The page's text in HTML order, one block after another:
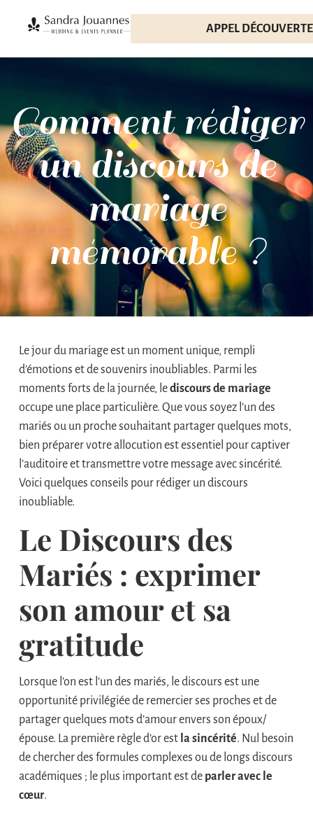
APPEL DÉCOUVERTE
Comment rédiger
un discours de
mariage
mémorable ?
Le jour du mariage est un moment unique, rempli
d’émotions et de souvenirs inoubliables. Parmi les
moments forts de la journée, lediscours de mariage
occupe une place particulière. Que vous soyez l’un des
mariés ou un proche souhaitant partager quelques mots,
bien préparer votre allocution est essentiel pour captiver
l’auditoire et transmettre votre message avec sincérité.
Voici quelques conseils pour rédiger un discours
inoubliable.
Le Discours des
Mariés : exprimer
son amour et sa
gratitude
Lorsque l’on est l’un des mariés, le discours est une
opportunité privilégiée de remercier ses proches et de
partager quelques mots d’amour envers son époux/
épouse. La première règle d’or est la sincérité. Nul besoin
de chercher des formules complexes ou de longs discours
académiques ; le plus important est de parler avec le
cœur.